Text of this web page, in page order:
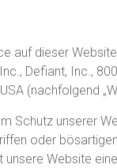
auf dieser
Defiant, Inc.,
(nachfolgend
Schutz unserer
oder
Website